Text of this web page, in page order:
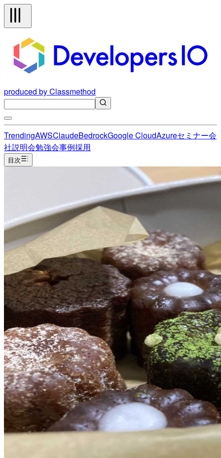
produced by Classmethod
TrendingAWSClaudeBedrockGoogle CloudAzureセミナー会
社説明会勉強会事例採用
目次